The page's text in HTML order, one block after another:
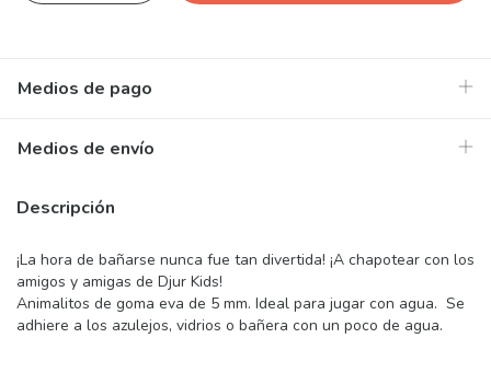
Medios de pago
Medios de envío
Descripción
¡La hora de bañarse nunca fue tan divertida! ¡A chapotear con los
amigos y amigas de Djur Kids!
Animalitos de goma eva de 5 mm. Ideal para jugar con agua. Se
adhiere a los azulejos, vidrios o bañera con un poco de agua.